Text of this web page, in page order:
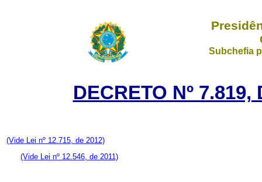
Subchefia
DECRETO Nº
(Vide Lei nº 12.715, de 2012)
(Vide Lei nº 12.546, de 2011)